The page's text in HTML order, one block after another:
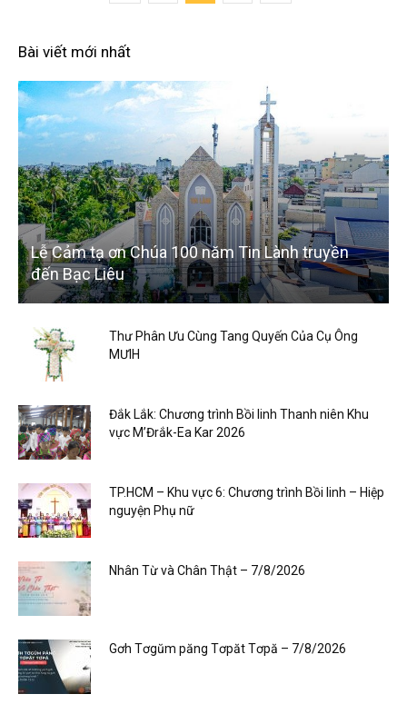
Bài viết mới nhất
Lễ Cảm tạ ơn Chúa 100 năm Tin Lành truyền
đến Bạc Liêu
Thư Phân Ưu Cùng Tang Quyến Của Cụ Ông
MƯIH
Đắk Lắk: Chương trình Bồi linh Thanh niên Khu
vực M’Đrắk-Ea Kar 2026
TP.HCM – Khu vực 6: Chương trình Bồi linh – Hiệp
nguyện Phụ nữ
Nhân Từ và Chân Thật – 7/8/2026
Gơh Tơgŭm păng Tơpăt Tơpă – 7/8/2026